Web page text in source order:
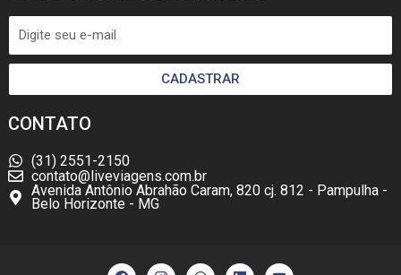
CADASTRAR
CONTATO
(31) 2551-2150
contato@liveviagens.com.br
Avenida Antônio Abrahão Caram, 820 cj. 812 - Pampulha -
Belo Horizonte - MG
F I W L Y